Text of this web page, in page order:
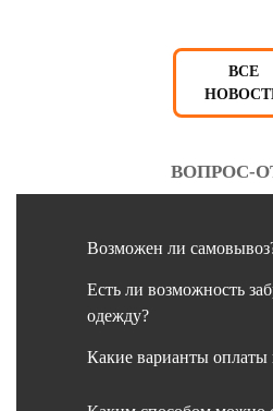
ВСЕ
ВОПРОС-
Возможен ли
Есть ли возможность
одежду?
Какие варианты